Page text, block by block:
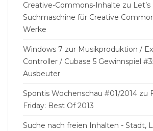
Creative-Commons-Inhalte zu Let’s
Suchmaschine für Creative
Werke
Windows 7 zur Musikproduktion /
Controller / Cubase 5 Gewinnspiel
Ausbeuter
Spontis Wochenschau #01/2014 zu
Friday: Best Of 2013
Suche nach freien Inhalten - Stadt,